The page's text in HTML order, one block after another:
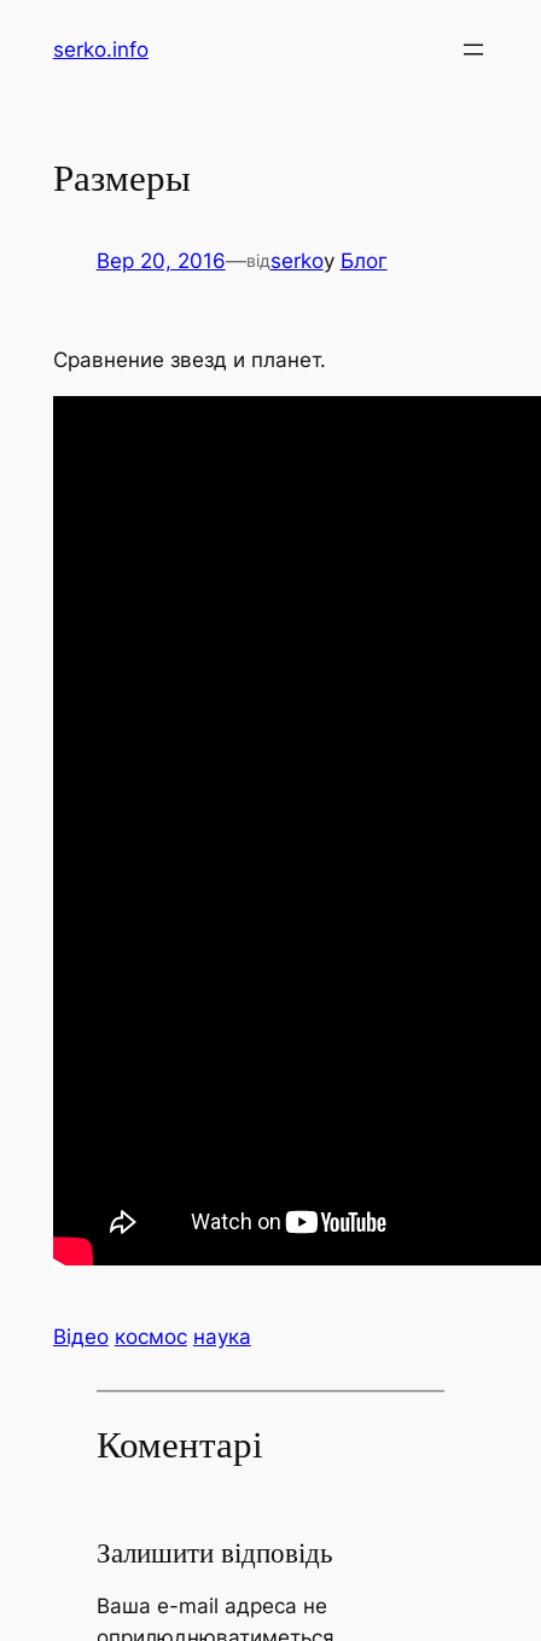
serko.info
Размеры
Вер 20, 2016—відserkoу Блог
Сравнение звезд и планет.
Відео космос наука
Коментарі
Залишити відповідь
Ваша e-mail адреса не